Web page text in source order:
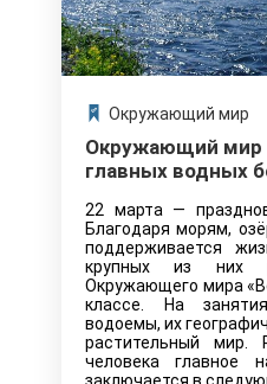
Окружающий мир
Окружающий мир
главных водных
22 марта —
Благодаря морям,
поддерживается
крупных из них
Окружающего мира
классе. На
водоемы, их
растительный мир.
человека главное